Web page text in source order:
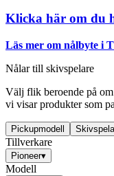
Klicka här om du
Läs mer om nålbyte i
Nålar till skivspelare
Välj flik beroende på
vi visar produkter som
Pickupmodell
Tillverkare
Pioneer▾
Modell